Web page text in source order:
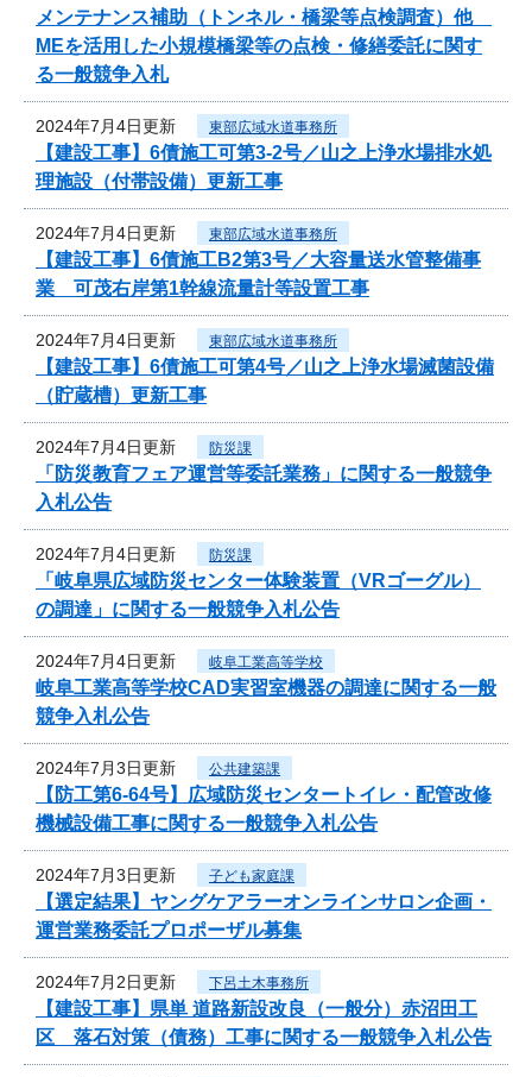
メンテナンス補助（トンネル・橋梁等点検調査）他
MEを活用した小規模橋梁等の点検・修繕委託に関す
る一般競争入札
2024年7月4日更新 東部広域水道事務所
【建設工事】6債施工可第3-2号／山之上浄水場排水処
理施設（付帯設備）更新工事
2024年7月4日更新 東部広域水道事務所
【建設工事】6債施工B2第3号／大容量送水管整備事
業 可茂右岸第1幹線流量計等設置工事
2024年7月4日更新 東部広域水道事務所
【建設工事】6債施工可第4号／山之上浄水場滅菌設備
（貯蔵槽）更新工事
2024年7月4日更新 防災課
「防災教育フェア運営等委託業務」に関する一般競争
入札公告
2024年7月4日更新 防災課
「岐阜県広域防災センター体験装置（VRゴーグル）
の調達」に関する一般競争入札公告
2024年7月4日更新 岐阜工業高等学校
岐阜工業高等学校CAD実習室機器の調達に関する一般
競争入札公告
2024年7月3日更新 公共建築課
【防工第6-64号】広域防災センタートイレ・配管改修
機械設備工事に関する一般競争入札公告
2024年7月3日更新 子ども家庭課
【選定結果】ヤングケアラーオンラインサロン企画・
運営業務委託プロポーザル募集
2024年7月2日更新 下呂土木事務所
【建設工事】県単 道路新設改良（一般分）赤沼田工
区 落石対策（債務）工事に関する一般競争入札公告